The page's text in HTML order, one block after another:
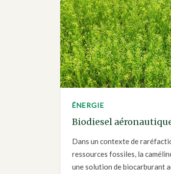
ÉNERGIE
Biodiesel
Dans un contexte de
ressources fossiles, la
une solution de biocarburant